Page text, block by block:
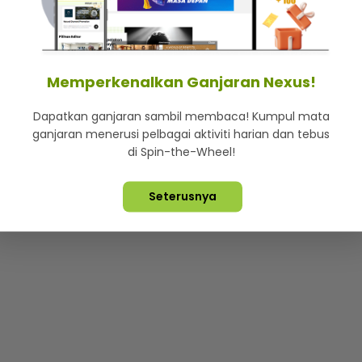
Lebih hot, viral dan sensasi
Terpelihara © 2026. Star Media Group Berhad [197101000523
Memperkenalkan Ganjaran Nexus!
Dapatkan ganjaran sambil membaca! Kumpul mata
ganjaran menerusi pelbagai aktiviti harian dan tebus
di Spin-the-Wheel!
Seterusnya